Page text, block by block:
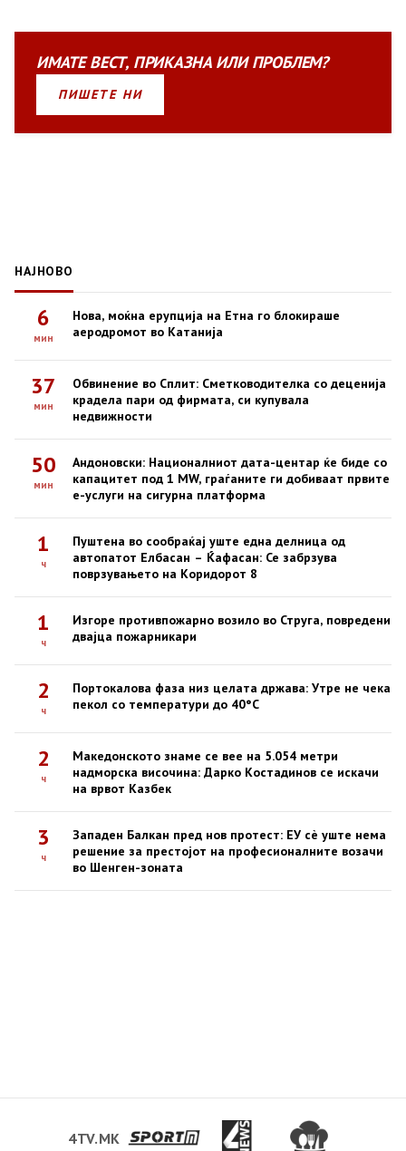
ИМАТЕВЕСТ, ПРИКАЗНАИЛИПРОБЛЕМ?
ПИШЕТЕ НИ
НАЈНОВО
6
мин
Нова, моќна ерупција на Етна го блокираше
аеродромот во Катанија
37
мин
Обвинение во Сплит: Сметководителка со деценија
крадела пари од фирмата, си купувала
недвижности
50
мин
Андоновски: Националниот дата-центар ќе биде со
капацитет под 1 MW, граѓаните ги добиваат првите
е-услуги на сигурна платформа
1
ч
Пуштена во сообраќај уште една делница од
автопатот Елбасан – Ќафасан: Се забрзува
поврзувањето на Коридорот 8
1
ч
Изгоре противпожарно возило во Струга, повредени
двајца пожарникари
2
ч
Портокалова фаза низ целата држава: Утре не чека
пекол со температури до 40°C
2
ч
Македонското знаме се вее на 5.054 метри
надморска височина: Дарко Костадинов се искачи
на врвот Казбек
3
ч
Западен Балкан пред нов протест: ЕУ сè уште нема
решение за престојот на професионалните возачи
во Шенген-зоната
4TV.MK